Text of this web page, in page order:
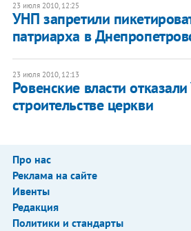
23 июля 2010, 12:25
УНП запретили
патриарха в
23 июля 2010, 12:13
Ровенские власти
строительстве церкви
Про нас
Реклама на сайте
Ивенты
Редакция
Политики и стандарты